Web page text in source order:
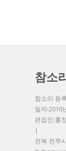
참소
참소리 등
일자:2010
편집인:홍
|
전북 전주